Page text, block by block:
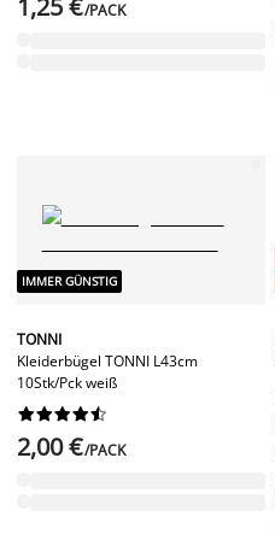
/PACK
IMMER GÜNSTIG
TONNI
Kleiderbügel TONNI L43cm
10Stk/Pck weiß






2,00 €/PACK